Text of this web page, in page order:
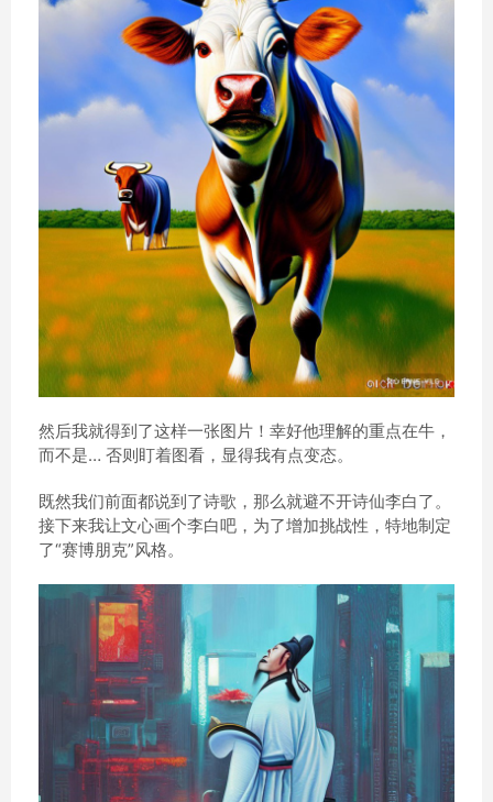
然后我就得到了这样一张图片！幸好他理解的重点在牛，
而不是… 否则盯着图看，显得我有点变态。
既然我们前面都说到了诗歌，那么就避不开诗仙李白了。
接下来我让文心画个李白吧，为了增加挑战性，特地制定
了“赛博朋克”风格。